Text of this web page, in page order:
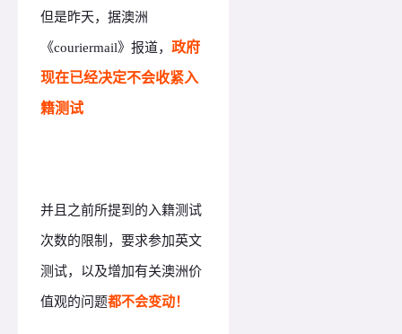
但是昨天，据澳洲
《couriermail》报道， 政府
现在已经决定不会收紧入
籍测试
并且之前所提到的入籍测试
次数的限制，要求参加英文
测试，以及增加有关澳洲价
值观的问题都不会变动！